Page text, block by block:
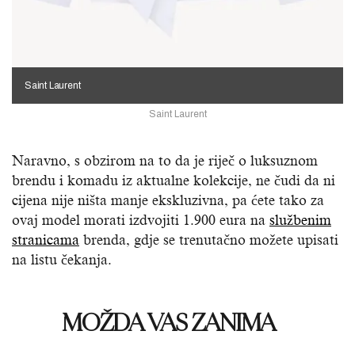
Saint Laurent
Saint Laurent
Naravno, s obzirom na to da je riječ o luksuznom
brendu i komadu iz aktualne kolekcije, ne čudi da ni
cijena nije ništa manje ekskluzivna, pa ćete tako za
ovaj model morati izdvojiti 1.900 eura na službenim
stranicama brenda, gdje se trenutačno možete upisati
na listu čekanja.
MOŽDA VAS ZANIMA